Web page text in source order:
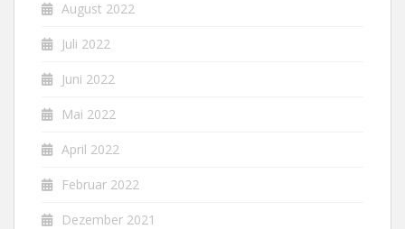
August 2022
Juli 2022
Juni 2022
Mai 2022
April 2022
Februar 2022
Dezember 2021